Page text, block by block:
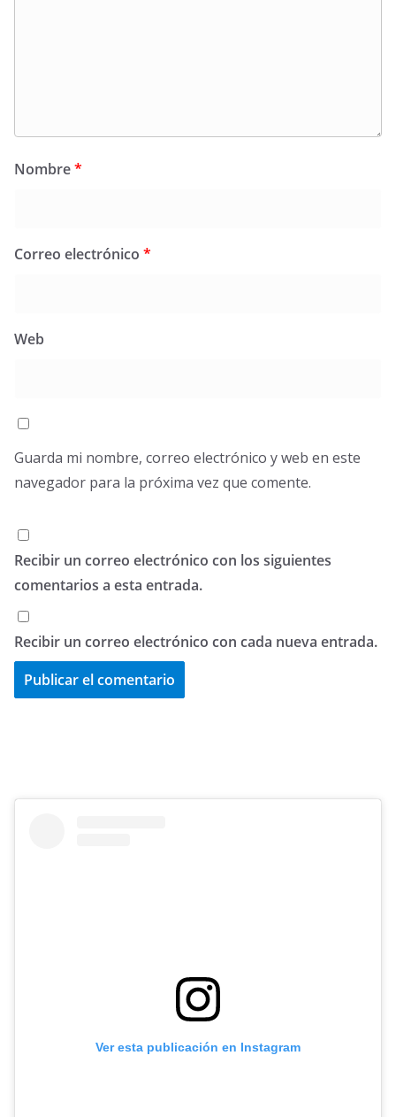
Nombre*
Correo electrónico *
Web
Guarda mi nombre, correo electrónico y web en este
navegador para la próxima vez que comente.
Recibir un correo electrónico con los siguientes
comentarios a esta entrada.
Recibir un correo electrónico con cada nueva entrada.
Ver esta publicación en Instagram